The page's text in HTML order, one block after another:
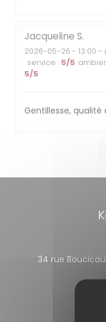
Jacqueline S
2026-05-26 - 13:00 -
service : 5/5
5/5
Gentillesse, qualité
34 rue